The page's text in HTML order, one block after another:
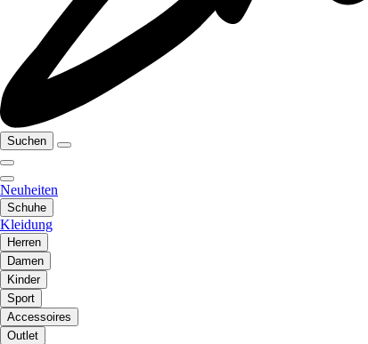
Suchen
Neuheiten
Schuhe
Kleidung
Herren
Damen
Kinder
Sport
Accessoires
Outlet